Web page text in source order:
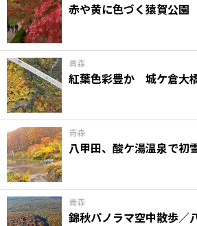
赤や黄に色づく猿賀公園
青森
紅葉色彩豊か 城ケ倉大
青森
八甲田、酸ケ湯温泉で初
青森
錦秋パノラマ空中散歩／